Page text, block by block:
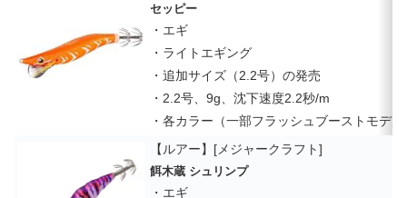
セッピー
・エギ
・ライトエギング
・追加サイズ（2.2号）の発売
・2.2号、9g、沈下速度2.2秒/m
・各カラー（一部フラッシュブーストモデ
【ルアー】[メジャークラフト]
餌木蔵 シュリンプ
・エギ